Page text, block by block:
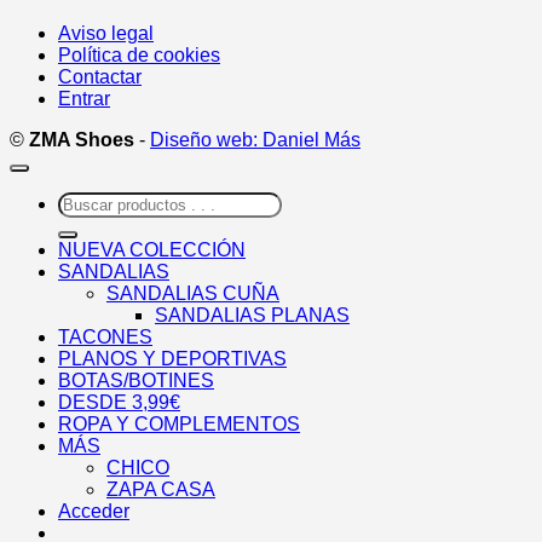
Aviso legal
Política de cookies
Contactar
Entrar
© ZMA Shoes - Diseño web: Daniel Más
Buscar
por:
NUEVA COLECCIÓN
SANDALIAS
SANDALIAS CUÑA
SANDALIAS PLANAS
TACONES
PLANOS Y DEPORTIVAS
BOTAS/BOTINES
DESDE 3,99€
ROPA Y COMPLEMENTOS
MÁS
CHICO
ZAPA CASA
Acceder